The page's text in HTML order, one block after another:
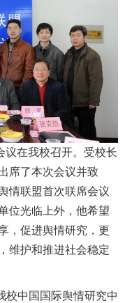
议在我校召开。受校长
席了本次会议并致
情联盟首次联席会议
位光临上外，他希望
，促进舆情研究，更
维护和推进社会稳定
中国国际舆情研究中